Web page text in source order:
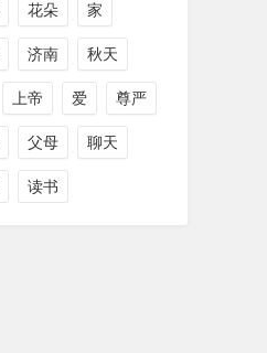
花朵 家
济南 秋天
上帝 爱 尊严
父母 聊天
读书